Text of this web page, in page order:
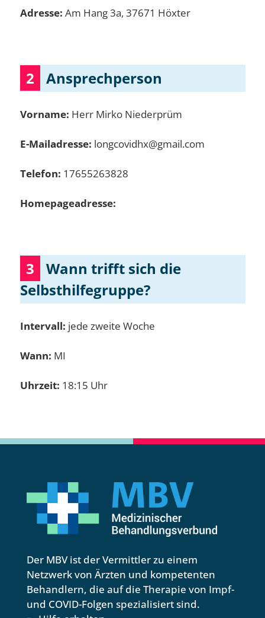
Adresse: Am Hang 3a, 37671 Höxter
2 Ansprechperson
Vorname: Herr Mirko Niederprüm
E-Mailadresse: longcovidhx@gmail.com
Telefon: 17655263828
Homepageadresse:
3
Wann trifft sich die
Selbsthilfegruppe?
Intervall: jede zweite Woche
Wann: MI
Uhrzeit: 18:15 Uhr
Der MBV ist der Vermittler zu einem
Netzwerk von Ärzten und kompetenten
Behandlern, die auf die Therapie von Impf-
und COVID-Folgen spezialisiert sind.